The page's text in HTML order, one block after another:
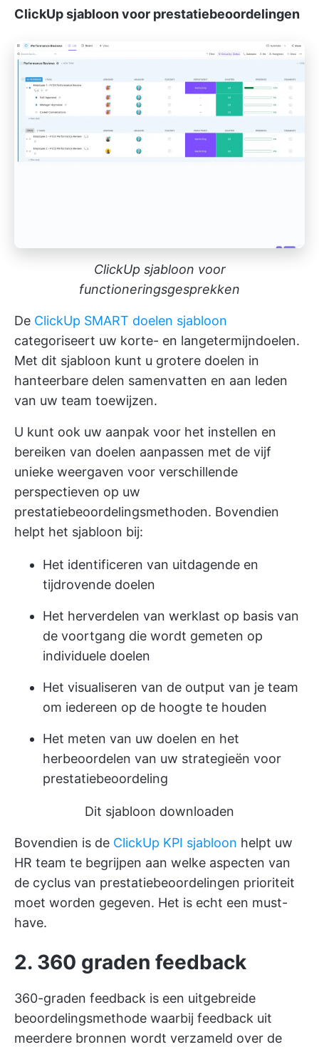
ClickUp sjabloon voor prestatiebeoordelingen
ClickUp sjabloon voor
functioneringsgesprekken
De ClickUp SMART doelen sjabloon
categoriseert uw korte- en langetermijndoelen.
Met dit sjabloon kunt u grotere doelen in
hanteerbare delen samenvatten en aan leden
van uw team toewijzen.
U kunt ook uw aanpak voor het instellen en
bereiken van doelen aanpassen met de vijf
unieke weergaven voor verschillende
perspectieven op uw
prestatiebeoordelingsmethoden. Bovendien
helpt het sjabloon bij:
Het identificeren van uitdagende en
tijdrovende doelen
Het herverdelen van werklast op basis van
de voortgang die wordt gemeten op
individuele doelen
Het visualiseren van de output van je team
om iedereen op de hoogte te houden
Het meten van uw doelen en het
herbeoordelen van uw strategieën voor
prestatiebeoordeling
Dit sjabloon downloaden
Bovendien is de ClickUp KPI sjabloon helpt uw
HR team te begrijpen aan welke aspecten van
de cyclus van prestatiebeoordelingen prioriteit
moet worden gegeven. Het is echt een must-
have.
2. 360 graden feedback
360-graden feedback is een uitgebreide
beoordelingsmethode waarbij feedback uit
meerdere bronnen wordt verzameld over de